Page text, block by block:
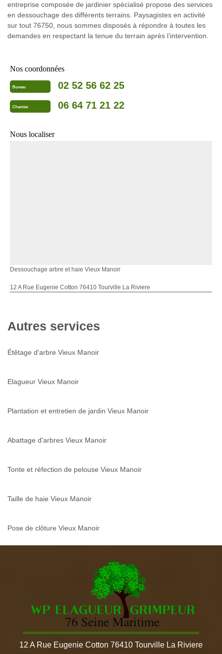
entreprise composée de jardinier spécialisé propose des services
en dessouchage des différents terrains. Paysagistes en activité
sur tout 76750, nous sommes disposés à répondre à toutes les
demandes en respectant la tenue du terrain après l’intervention.
Nos coordonnées
Bureau 02 52 56 62 25
Chantier 06 64 71 21 22
Nous localiser
Dessouchage arbre et haie Vieux Manoir
12 A Rue Eugenie Cotton 76410 Tourville La Riviere
Autres services
Étêtage d'arbre Vieux Manoir
Elagueur Vieux Manoir
Plantation et entretien de jardin Vieux Manoir
Abattage d'arbres Vieux Manoir
Tonte et réfection de pelouse Vieux Manoir
Taille de haie Vieux Manoir
Pose de clôture Vieux Manoir
12 A Rue Eugenie Cotton 76410 Tourville La Riviere